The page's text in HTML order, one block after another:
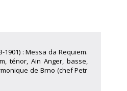
1901) : Messa da Requiem.
ténor, Ain Anger, basse,
de Brno (chef Petr